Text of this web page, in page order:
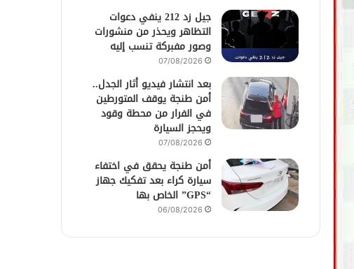
جيل زد 212 ينفي دعوات
التظاهر ويحذر من منشورات
وصور مفبركة تنسب إليه
07/08/2026
بعد انتشار فيديو أثار الجدل..
أمن طنجة يوقف المتورطين
في الفرار من محطة وقود
ويحجز السيارة
07/08/2026
أمن طنجة يحقق في اختفاء
سيارة كراء بعد تفكيك جهاز
“GPS” الخاص بها
06/08/2026